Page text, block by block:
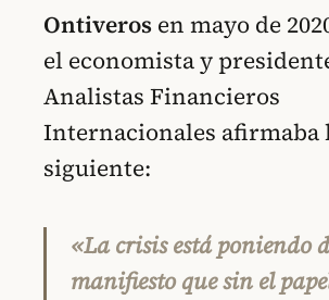
Ontiveros en mayo de
el economista y
Analistas Financieros
Internacionales afirmaba
siguiente:
«La crisis está poniendo
manifiesto que sin el